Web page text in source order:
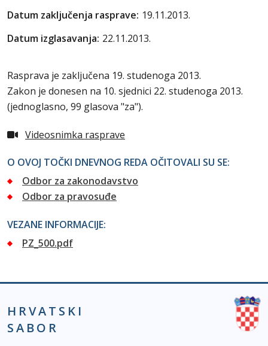
Datum zaključenja rasprave: 19.11.2013.
Datum izglasavanja: 22.11.2013.
Rasprava je zaključena 19. studenoga 2013.
Zakon je donesen na 10. sjednici 22. studenoga 2013.
(jednoglasno, 99 glasova "za").
Videosnimka rasprave
O OVOJ TOČKI DNEVNOG REDA OČITOVALI SU SE:
Odbor za zakonodavstvo
Odbor za pravosuđe
VEZANE INFORMACIJE:
PZ_500.pdf
HRVATSKI
SABOR